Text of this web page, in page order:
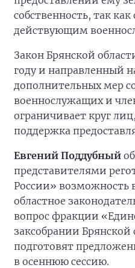
собственность, так как
действующим
Закон Брянской
году и направленный
дополнительных мер
военнослужащих и
ограничивает круг
поддержка
Евгений Поддубный
представителями
России» возможность
областное
вопрос фракции
заксобрании Брянской
подготовят
в осеннюю сессию.